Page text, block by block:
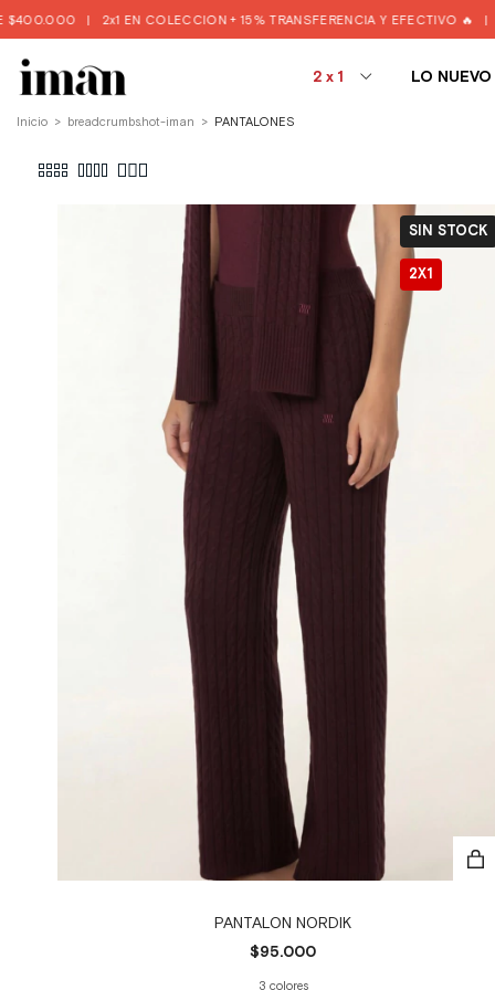
EN COLECCION + 15% TRANSFERENCIA Y EFECTIVO 🔥 | 🚨3 Y 6 CUOTAS
2x1 LO NUEVO
Inicio > breadcrumbs.hot-iman > PANTALONES
SIN STOCK
2X1
PANTALON NORDIK
$95.000
3 colores